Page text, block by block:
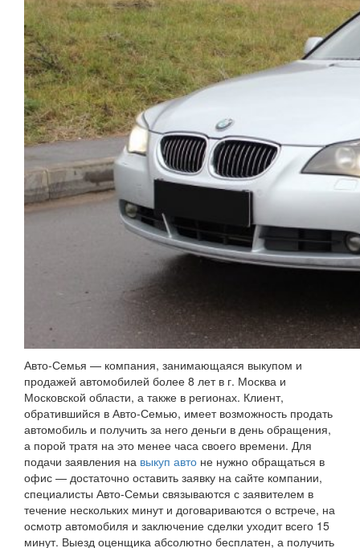
Авто-Семья — компания, занимающаяся выкупом и
продажей автомобилей более 8 лет в г. Москва и
Московской области, а также в регионах. Клиент,
обратившийся в Авто-Семью, имеет возможность продать
автомобиль и получить за него деньги в день обращения,
а порой тратя на это менее часа своего времени. Для
подачи заявления на выкуп авто не нужно обращаться в
офис — достаточно оставить заявку на сайте компании,
специалисты Авто-Семьи связываются с заявителем в
течение нескольких минут и договариваются о встрече, на
осмотр автомобиля и заключение сделки уходит всего 15
минут. Выезд оценщика абсолютно бесплатен, а получить